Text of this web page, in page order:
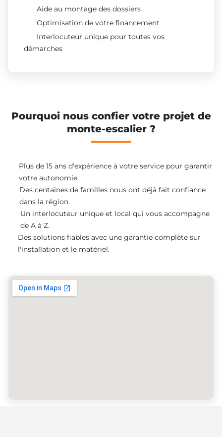
Aide au montage des dossiers
Optimisation de votre financement
Interlocuteur unique pour toutes vos
démarches
Pourquoi nous confier votre projet de
monte-escalier ?
Plus de 15 ans d'expérience à votre service pour garantir
votre autonomie.
Des centaines de familles nous ont déjà fait confiance
dans la région.
Un interlocuteur unique et local qui vous accompagne
de A à Z.
Des solutions fiables avec une garantie complète sur
l'installation et le matériel.